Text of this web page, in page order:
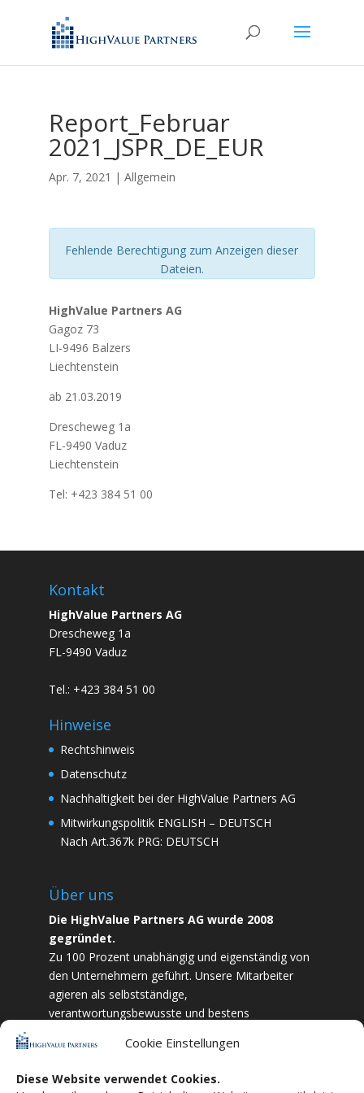
Cookie Einstellungen
Diese Website verwendet Cookies.
Report_Februar
2021_JSPR_DE_EUR
Apr. 7, 2021 | Allgemein
Fehlende Berechtigung zum Anzeigen dieser
Dateien.
HighValue Partners AG
Gagoz 73
LI-9496 Balzers
Liechtenstein
ab 21.03.2019
Drescheweg 1a
FL-9490 Vaduz
Liechtenstein
Tel: +423 384 51 00
Kontakt
HighValue Partners AG
Drescheweg 1a
FL-9490 Vaduz
Tel.: +423 384 51 00
Hinweise
Rechtshinweis
Datenschutz
Nachhaltigkeit bei der HighValue Partners AG
Mitwirkungspolitik ENGLISH – DEUTSCH
Nach Art.367k PRG: DEUTSCH
Über uns
Die HighValue Partners AG wurde 2008
gegründet.
Zu 100 Prozent unabhängig und eigenständig von
den Unternehmern geführt. Unsere Mitarbeiter
agieren als selbstständige,
verantwortungsbewusste und bestens
und Zielstrebigkeit sind wir bestrebt das